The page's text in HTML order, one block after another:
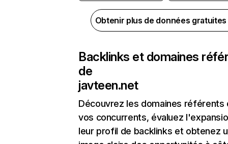
Obtenir plus de données
Backlinks et domaines
de
javteen.net
Découvrez les domaines référents
vos concurrents, évaluez
leur profil de backlinks et obtenez